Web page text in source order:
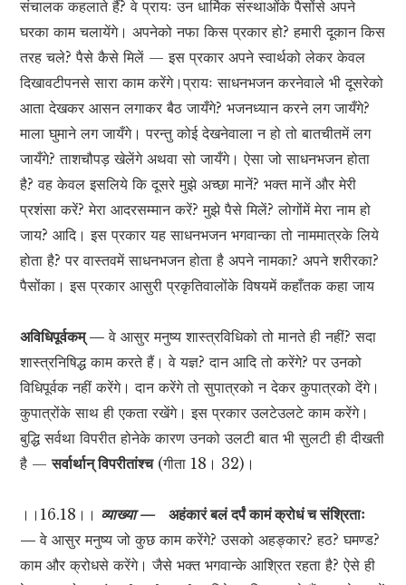
संचालक कहलाते हैं? वे प्रायः उन धार्मिक संस्थाओंके पैसोंसे अपने
घरका काम चलायेंगे। अपनेको नफा किस प्रकार हो? हमारी दूकान किस
तरह चले? पैसे कैसे मिलें — इस प्रकार अपने स्वार्थको लेकर केवल
दिखावटीपनसे सारा काम करेंगे।प्रायः साधनभजन करनेवाले भी दूसरेको
आता देखकर आसन लगाकर बैठ जायँगे? भजनध्यान करने लग जायँगे?
माला घुमाने लग जायँगे। परन्तु कोई देखनेवाला न हो तो बातचीतमें लग
जायँगे? ताशचौपड़ खेलेंगे अथवा सो जायँगे। ऐसा जो साधनभजन होता
है? वह केवल इसलिये कि दूसरे मुझे अच्छा मानें? भक्त मानें और मेरी
प्रशंसा करें? मेरा आदरसम्मान करें? मुझे पैसे मिलें? लोगोंमें मेरा नाम हो
जाय? आदि। इस प्रकार यह साधनभजन भगवान्का तो नाममात्रके लिये
होता है? पर वास्तवमें साधनभजन होता है अपने नामका? अपने शरीरका?
पैसोंका। इस प्रकार आसुरी प्रकृतिवालोंके विषयमें कहाँतक कहा जाय
अविधिपूर्वकम् —वे आसुर मनुष्य शास्त्रविधिको तो मानते ही नहीं? सदा
शास्त्रनिषिद्ध काम करते हैं। वे यज्ञ? दान आदि तो करेंगे? पर उनको
विधिपूर्वक नहीं करेंगे। दान करेंगे तो सुपात्रको न देकर कुपात्रको देंगे।
कुपात्रोंके साथ ही एकता रखेंगे। इस प्रकार उलटेउलटे काम करेंगे।
बुद्धि सर्वथा विपरीत होनेके कारण उनको उलटी बात भी सुलटी ही दीखती
है —सर्वार्थान् विपरीतांश्च(गीता 18। 32)।
।।16.18।। व्याख्या —
अहंकारं बलं दर्पं कामं क्रोधं च संश्रिताः
—वे आसुर मनुष्य जो कुछ काम करेंगे? उसको अहङ्कार? हठ? घमण्ड?
काम और क्रोधसे करेंगे। जैसे भक्त भगवान्के आश्रित रहता है? ऐसे ही